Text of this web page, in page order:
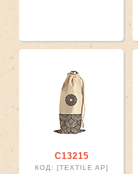
С13215
КОД: [TEXTILE AP]